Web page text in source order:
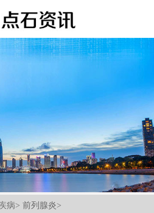
病> 前列腺炎>